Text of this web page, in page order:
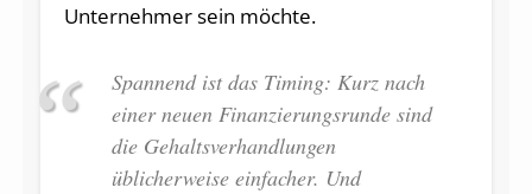
Unternehmer sein möchte.
Spannend ist das Timing: Kurz nach
einer neuen Finanzierungsrunde sind
die Gehaltsverhandlungen
üblicherweise einfacher. Und